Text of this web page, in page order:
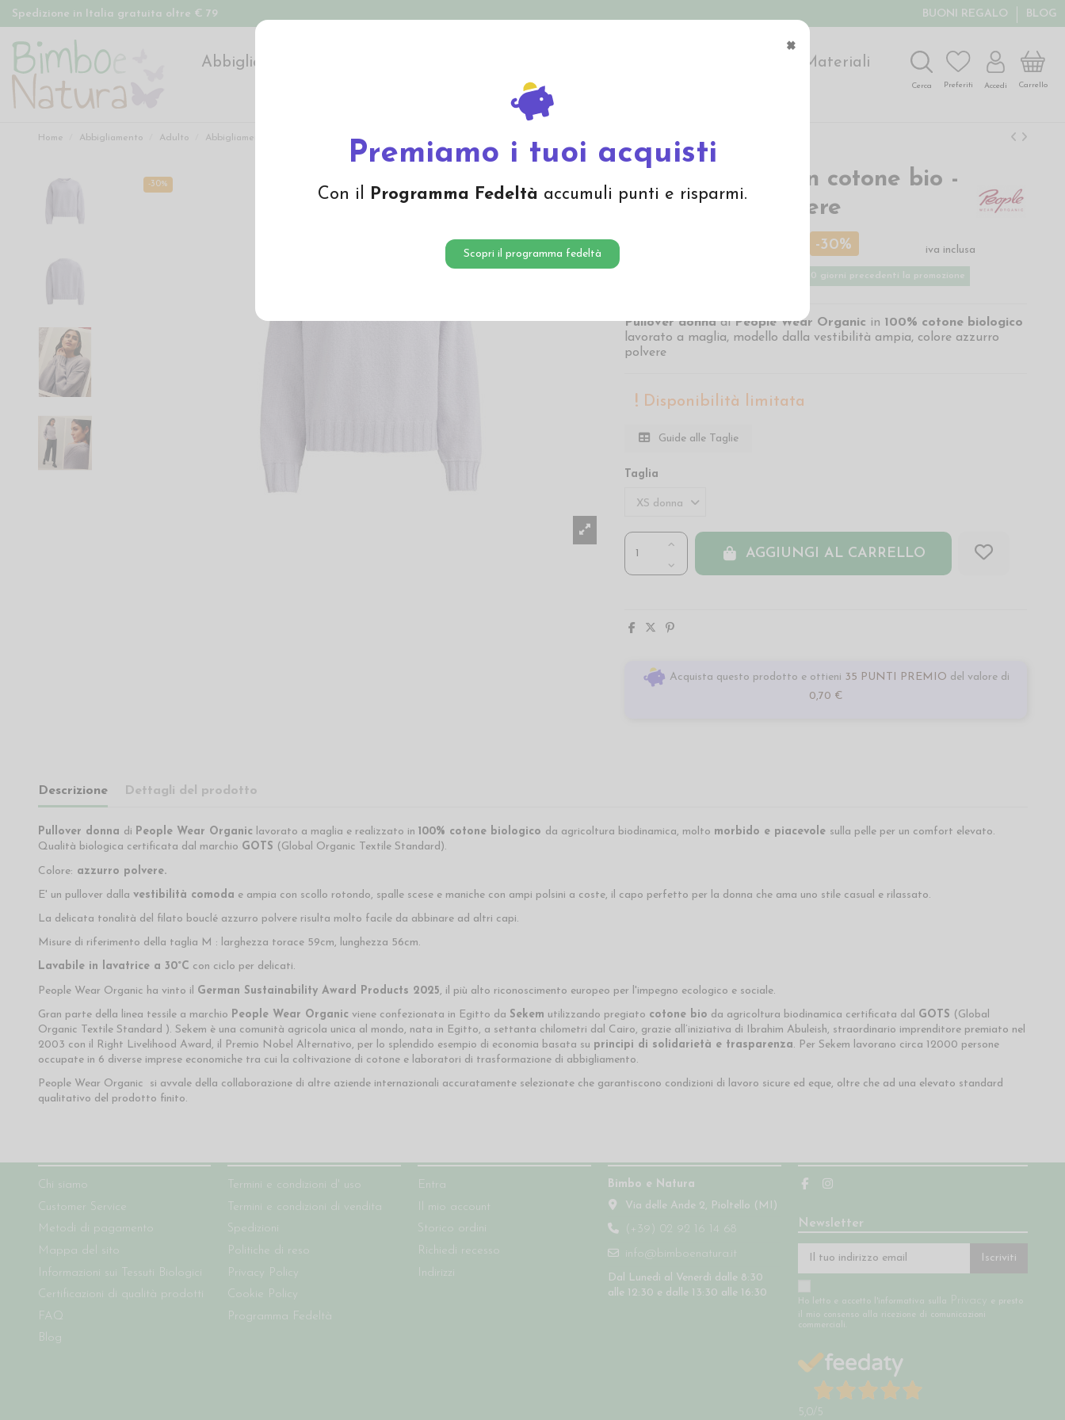
×
Premiamo i tuoi acquisti
Con il Programma Fedeltà accumuli punti e risparmi.
Scopri il programma fedeltà
Spedizione in Italia gratuita oltre € 79 BUONI REGALO BLOG
Abbigliamento
Materiali
Offerte
Cerca Preferiti Accedi Carrello
Home Abbigliamento Adulto Abbigliamento adulto Pullover donna in cotone bio - col. azzurro polvere
-30%
Pullover donna in cotone bio -
col. azzurro polvere
-30% iva inclusa
34,97 € Prezzo più basso applicato nei 30 giorni precedenti la promozione
Pullover donnadiPeople Wear Organic in 100% cotone biologico
lavorato a maglia, modello dalla vestibilità ampia, colore azzurro
polvere
Disponibilità limitata
Guide alle Taglie
Taglia
AGGIUNGI AL CARRELLO
Acquista questo prodotto e ottieni 35 PUNTI PREMIO del valore di
0,70 €
Descrizione Dettagli del prodotto
Pullover donna di People Wear Organic lavorato a maglia e realizzato in 100% cotone biologico da agricoltura biodinamica, molto morbido e piacevole sulla pelle per un comfort elevato.
Qualità biologica certificata dal marchio GOTS (Global Organic Textile Standard).
Colore: azzurro polvere.
E' un pullover dalla vestibilità comoda e ampia con scollo rotondo, spalle scese e maniche con ampi polsini a coste, il capo perfetto per la donna che ama uno stile casual e rilassato.
La delicata tonalità del filato bouclé azzurro polvere risulta molto facile da abbinare ad altri capi.
Misure di riferimento della taglia M : larghezza torace 59cm, lunghezza 56cm.
Lavabile in lavatrice a 30°C con ciclo per delicati.
People Wear Organic ha vinto il German Sustainability Award Products 2025, il più alto riconoscimento europeo per l'impegno ecologico e sociale.
Gran parte della linea tessile a marchio People Wear Organic viene confezionata in Egitto da Sekem utilizzando pregiato cotone bio da agricoltura biodinamica certificata dal GOTS (Global
Organic Textile Standard ). Sekem è una comunità agricola unica al mondo, nata in Egitto, a settanta chilometri dal Cairo, grazie all’iniziativa di Ibrahim Abuleish, straordinario imprenditore premiato nel
2003 con il Right Livelihood Award, il Premio Nobel Alternativo, per lo splendido esempio di economia basata su principi di solidarietà e trasparenza. Per Sekem lavorano circa 12000 persone
occupate in 6 diverse imprese economiche tra cui la coltivazione di cotone e laboratori di trasformazione di abbigliamento.
People Wear Organic si avvale della collaborazione di altre aziende internazionali accuratamente selezionate che garantiscono condizioni di lavoro sicure ed eque, oltre che ad una elevato standard
qualitativo del prodotto finito.
Chi siamo
Customer Service
Metodi di pagamento
Mappa del sito
Informazioni sui Tessuti Biologici
Certificazioni di qualità prodotti
FAQ
Blog
Termini e condizioni d' uso
Termini e condizioni di vendita
Spedizioni
Politiche di reso
Privacy Policy
Cookie Policy
Programma Fedeltà
Entra
Il mio account
Storico ordini
Richiedi recesso
Indirizzi
Bimbo e Natura
Via delle Ande 2, Pioltello (MI)
(+39) 02 92 16 14 68
info@bimboenatura.it
Dal Lunedì al Venerdì dalle 8:30
alle 12:30 e dalle 13:30 alle 16:30
Newsletter
Iscriviti
Ho letto e accetto l'informativa sulla Privacy
e presto
il mio consenso alla ricezione di comunicazioni
commerciali.
5,0/5